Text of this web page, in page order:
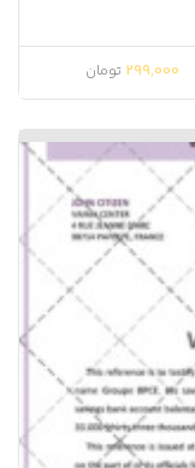
299,000 تومان